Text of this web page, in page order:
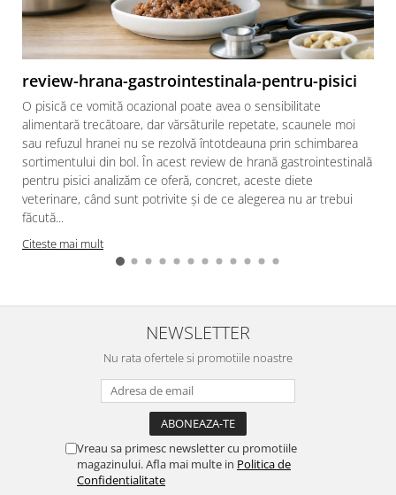
review-hrana-gastrointestinala-pentru-pisici
O pisică ce vomită ocazional poate avea o sensibilitate
alimentară trecătoare, dar vărsăturile repetate, scaunele moi
sau refuzul hranei nu se rezolvă întotdeauna prin schimbarea
sortimentului din bol. În acest review de hrană gastrointestinală
pentru pisici analizăm ce oferă, concret, aceste diete
veterinare, când sunt potrivite și de ce alegerea nu ar trebui
făcută...
Citeste mai mult
NEWSLETTER
Nu rata ofertele si promotiile noastre
Vreau sa primesc newsletter cu promotiile
magazinului. Afla mai multe in Politica de
Confidentialitate